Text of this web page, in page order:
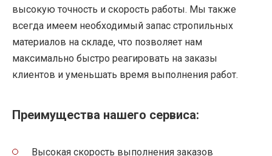
высокую точность и скорость работы. Мы также
всегда имеем необходимый запас стропильных
материалов на складе, что позволяет нам
максимально быстро реагировать на заказы
клиентов и уменьшать время выполнения работ.
Преимущества нашего сервиса:
Высокая скорость выполнения заказов